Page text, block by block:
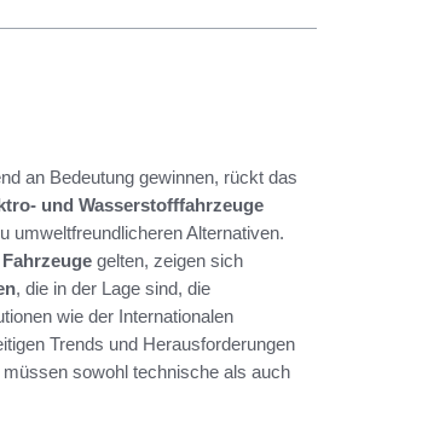
an Bedeutung gewinnen, rückt das
und Wasserstofffahrzeuge
umweltfreundlicheren Alternativen.
gelten, zeigen sich
, die in der Lage sind, die
wie der Internationalen
Trends und Herausforderungen
sowohl technische als auch